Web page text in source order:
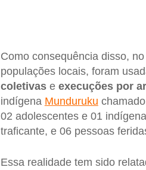
Como consequência disso,
populações locais, foram
coletivase execuções por
indígena Munduruku chamado
02 adolescentes e 01 indígena
traficante, e 06 pessoas
Essa realidade tem sido